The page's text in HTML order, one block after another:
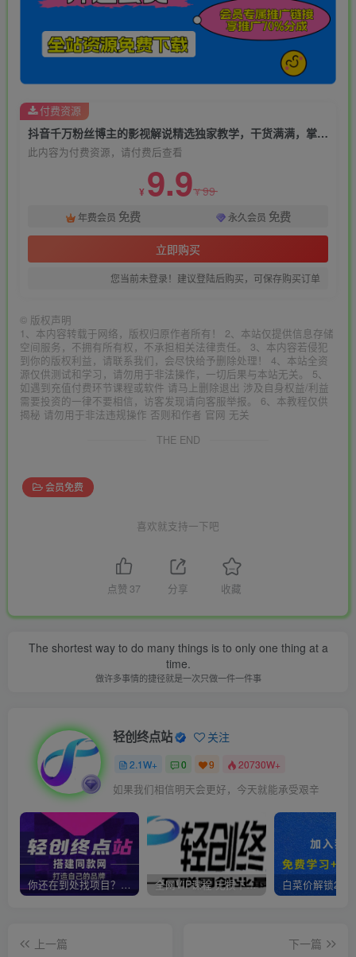
抖音千万粉丝博主的影视解说精选独家教学，干货满满，掌握影视解说盈利密码(更新)
此内容为付费资源，请付费后查看
¥ 9.9¥99
年费会员 免费 永久会员 免费
立即购买
您当前未登录！建议登陆后购买，可保存购买订单
付费资源
© 版权声明
1、本内容转载于网络，版权归原作者所有！ 2、本站仅提供信息存储
空间服务，不拥有所有权，不承担相关法律责任。 3、本内容若侵犯
到你的版权利益，请联系我们，会尽快给予删除处理！ 4、本站全资
源仅供测试和学习，请勿用于非法操作，一切后果与本站无关。 5、
如遇到充值付费环节课程或软件 请马上删除退出 涉及自身权益/利益
需要投资的一律不要相信，访客发现请向客服举报。 6、本教程仅供
揭秘 请勿用于非法违规操作 否则和作者 官网 无关
THE END
会员免费
喜欢就支持一下吧
点赞 37 分享 收藏
The shortest way to do many things is to only one thing at a
time.
做许多事情的捷径就是一次只做一件一件事
轻创终点站 关注
2.1W+ 0 9 20730W+
如果我们相信明天会更好，今天就能承受艰辛
你还在到处找项目？还在当韭菜？我靠卖项目一个月收入5万+，曾经我也是个失败者。 全网VIP课程 无损下载~
上一篇
下一篇